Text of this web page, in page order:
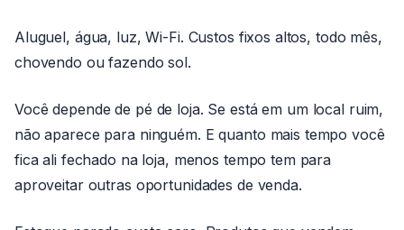
Aluguel, água, luz, Wi-Fi. Custos fixos altos, todo mês,
chovendo ou fazendo sol.
Você depende de pé de loja. Se está em um local ruim,
não aparece para ninguém. E quanto mais tempo você
fica ali fechado na loja, menos tempo tem para
aproveitar outras oportunidades de venda.